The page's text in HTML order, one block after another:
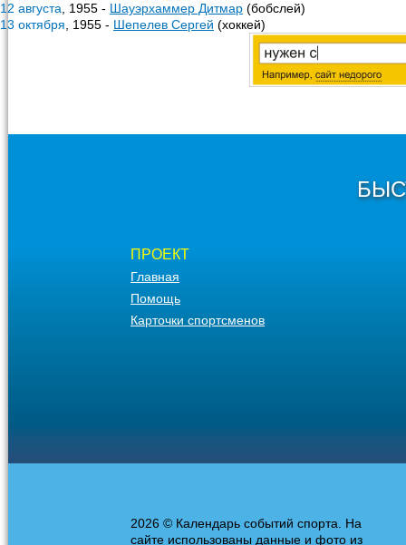
12 августа , 1955 - Шауэрхаммер Дитмар (бобслей)
13 октября , 1955 - Шепелев Сергей (хоккей)
ПРОЕКТ
Главная
Помощь
Карточки спортсменов
2026 © Календарь событий спорта. На
сайте использованы данные и фото из